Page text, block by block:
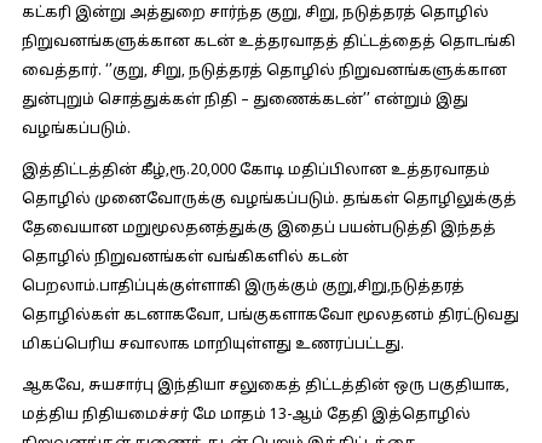
கட்கரி இன்று அத்துறை சார்ந்த குறு, சிறு, நடுத்தரத் தொழில்
நிறுவனங்களுக்கான கடன் உத்தரவாதத் திட்டத்தைத் தொடங்கி
வைத்தார். ‘’குறு, சிறு, நடுத்தரத் தொழில் நிறுவனங்களுக்கான
துன்புறும் சொத்துக்கள் நிதி – துணைக்கடன்’’ என்றும் இது
வழங்கப்படும்.
இத்திட்டத்தின் கீழ்,ரூ.20,000 கோடி மதிப்பிலான உத்தரவாதம்
தொழில் முனைவோருக்கு வழங்கப்படும். தங்கள் தொழிலுக்குத்
தேவையான மறுமூலதனத்துக்கு இதைப் பயன்படுத்தி இந்தத்
தொழில் நிறுவனங்கள் வங்கிகளில் கடன்
பெறலாம்.பாதிப்புக்குள்ளாகி இருக்கும் குறு,சிறு,நடுத்தரத்
தொழில்கள் கடனாகவோ, பங்குகளாகவோ மூலதனம் திரட்டுவது
மிகப்பெரிய சவாலாக மாறியுள்ளது உணரப்பட்டது.
ஆகவே, சுயசார்பு இந்தியா சலுகைத் திட்டத்தின் ஒரு பகுதியாக,
மத்திய நிதியமைச்சர் மே மாதம் 13-ஆம் தேதி இத்தொழில்